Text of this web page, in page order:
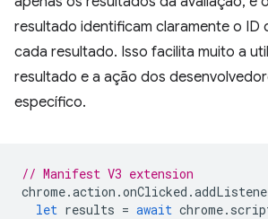
resultado identificam claramente o ID
cada resultado. Isso facilita muito a
resultado e a ação dos
específico.
// Manifest V3 extension
chrome.action .onClicked .
let results = await chrome.